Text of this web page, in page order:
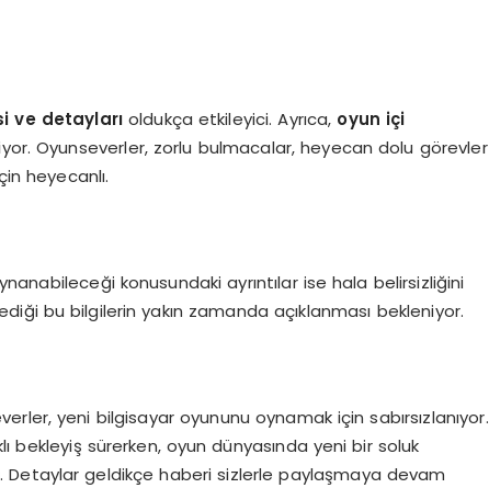
ve detayları oldukça etkileyici. Ayrıca, oyun içi
Oyunseverler, zorlu bulmacalar, heyecan dolu görevler
heyecanlı.
konusundaki ayrıntılar ise hala belirsizliğini
bu bilgilerin yakın zamanda açıklanması bekleniyor.
yeni bilgisayar oyununu oynamak için sabırsızlanıyor.
bekleyiş sürerken, oyun dünyasında yeni bir soluk
geldikçe haberi sizlerle paylaşmaya devam